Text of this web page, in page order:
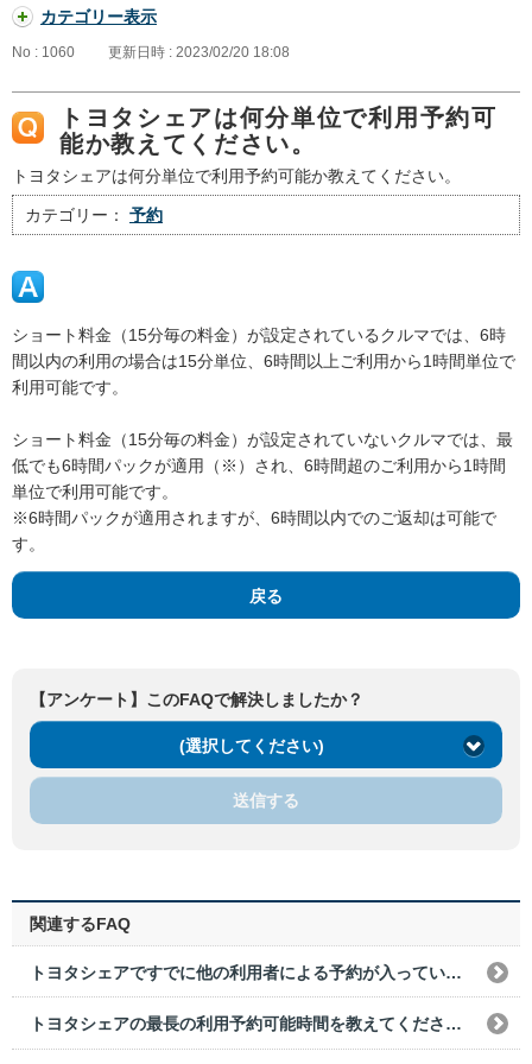
カテゴリー表示
No : 1060 更新日時 : 2023/02/20 18:08
トヨタシェアは何分単位で利用予約可
能か教えてください。
トヨタシェアは何分単位で利用予約可能か教えてください。
カテゴリー： 予約
ショート料金（15分毎の料金）が設定されているクルマでは、6時
間以内の利用の場合は15分単位、6時間以上ご利用から1時間単位で
利用可能です。
ショート料金（15分毎の料金）が設定されていないクルマでは、最
低でも6時間パックが適用（※）され、6時間超のご利用から1時間
単位で利用可能です。
※6時間パックが適用されますが、6時間以内でのご返却は可能で
す。
戻る
【アンケート】このFAQで解決しましたか？
(選択してください)
送信する
関連するFAQ
トヨタシェアですでに他の利用者による予約が入っている場合、前後の予約できない時間を教えてください。
トヨタシェアの最長の利用予約可能時間を教えてください。